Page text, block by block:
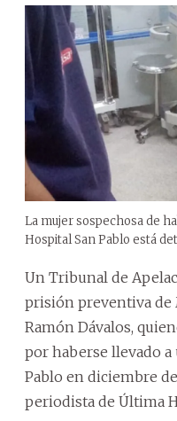
La mujer sospechosa de
Hospital San Pablo está
Un Tribunal de
prisión preventiva de
Ramón Dávalos,
por haberse llevado a
Pablo en diciembre
periodista de Última